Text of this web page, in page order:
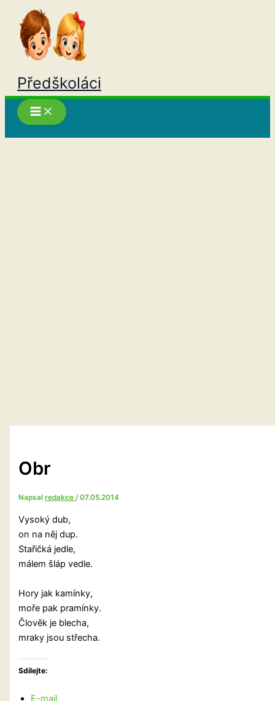
Přeskočit
obsah
Předškoláci
Obr
Napsalredakce/07.05.2014
Vysoký dub,
on na něj dup.
Stařičká jedle,
málem šláp vedle.
Hory jak kamínky,
moře pak pramínky.
Člověk je blecha,
mraky jsou střecha.
Sdílejte:
E-mail